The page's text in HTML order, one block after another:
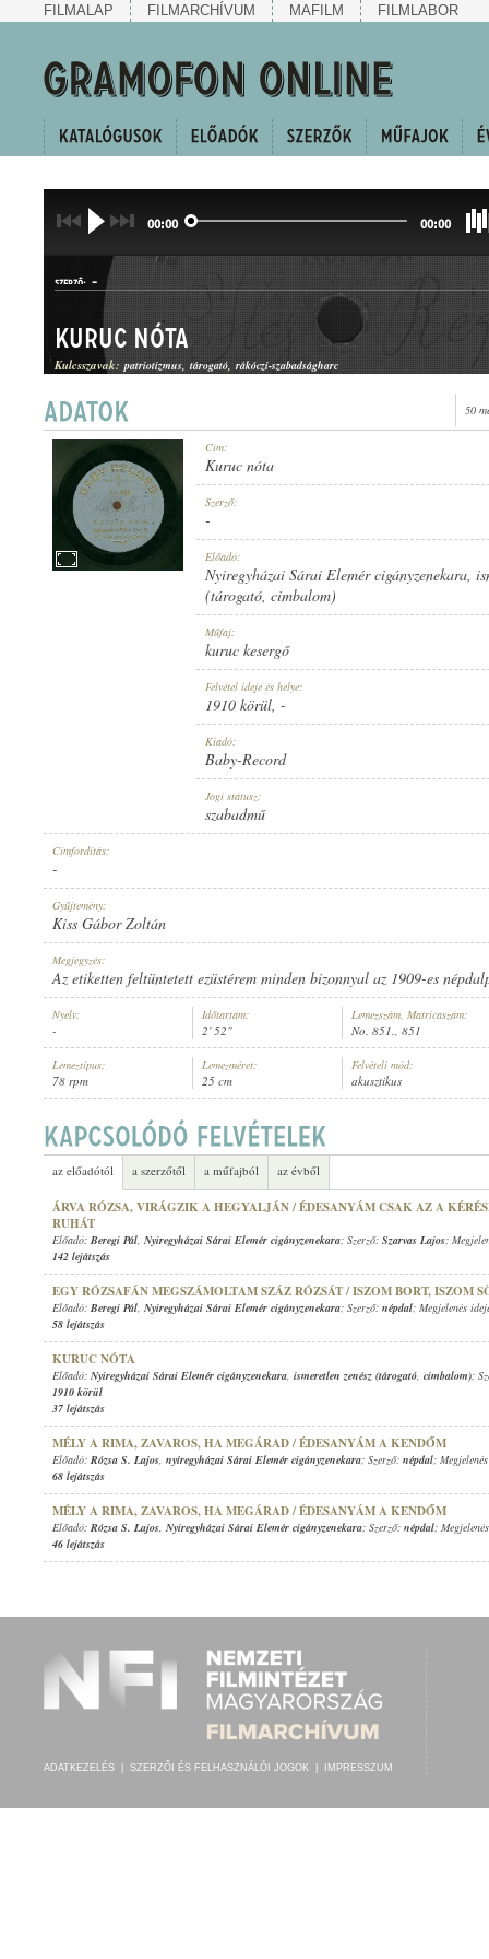
FILMALAP FILMARCHÍVUM MAFILM FILMLABOR
00:00 00:00
ELŐADÓ:
NYIREGYHÁZAI SÁRAI ELEMÉR CIGÁNYZENEKARA,ISMERETLEN
SZERZŐ: -
KURUC KESERGŐ
1910 KÖRÜL
NO. 851.
Kuruc nóta
Kulcsszavak: patriotizmus tárogató rákóczi-szabadságharc
50
Cím:
Kuruc nóta
Szerző:
-
Előadó:
Nyiregyházai Sárai Elemér cigányzenekara,
(tárogató, cimbalom)
Műfaj:
kuruc kesergő
Felvétel ideje és helye:
1910 körül, -
Kiadó:
Baby-Record
Jogi státusz:
szabadmű
Címfordítás:
-
Gyűjtemény:
Kiss Gábor Zoltán
Megjegyzés:
Az etiketten feltüntetett ezüstérem minden bizonnyal az 1909-es
Nyelv:
-
Időtartam:
2' 52"
Lemezszám, Matricaszám:
No. 851., 851
Lemeztípus:
78 rpm
Lemezméret:
25 cm
Felvételi mód:
akusztikus
az előadótól a szerzőtől a műfajból az évből
ÁRVA RÓZSA, VIRÁGZIK A HEGYALJÁN / ÉDESANYÁM CSAK AZ A
RUHÁT
Előadó: Beregi Pál, Nyiregyházai Sárai Elemér cigányzenekara; Szerző: Szarvas Lajos;
142 lejátszás
EGY RÓZSAFÁN MEGSZÁMOLTAM SZÁZ RÓZSÁT / ISZOM BORT, ISZOM
Előadó: Beregi Pál, Nyiregyházai Sárai Elemér cigányzenekara; Szerző: népdal; Megjelenés
58 lejátszás
KURUC NÓTA
Előadó: Nyiregyházai Sárai Elemér cigányzenekara, ismeretlen zenész (tárogató, cimbalom);
1910 körül
37 lejátszás
MÉLY A RIMA, ZAVAROS, HA MEGÁRAD / ÉDESANYÁM A KENDŐM
Előadó: Rózsa S. Lajos, nyíregyházai Sárai Elemér cigányzenekara; Szerző: népdal;
68 lejátszás
MÉLY A RIMA, ZAVAROS, HA MEGÁRAD / ÉDESANYÁM A KENDŐM
Előadó: Rózsa S. Lajos, Nyiregyházai Sárai Elemér cigányzenekara; Szerző: népdal;
46 lejátszás
ADATKEZELÉS SZERZŐI ÉS FELHASZNÁLÓI JOGOK IMPRESSZUM